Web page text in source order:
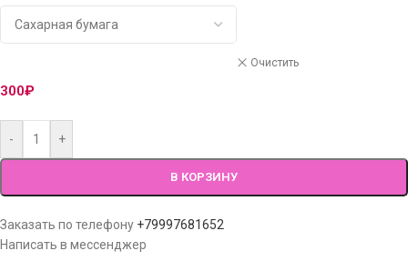
Очистить
300₽
- +
В КОРЗИНУ
Заказать по телефону +79997681652
Написать в мессенджер